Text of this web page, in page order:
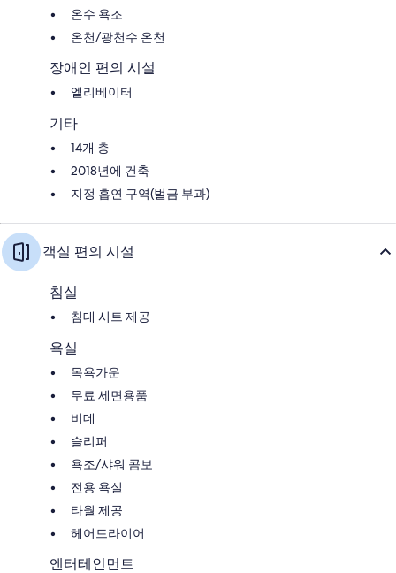
온수 욕조
온천/광천수 온천
장애인 편의 시설
엘리베이터
기타
14개 층
2018년에 건축
지정 흡연 구역(벌금 부과)
객실 편의 시설
침실
침대 시트 제공
욕실
목욕가운
무료 세면용품
비데
슬리퍼
욕조/샤워 콤보
전용 욕실
타월 제공
헤어드라이어
엔터테인먼트